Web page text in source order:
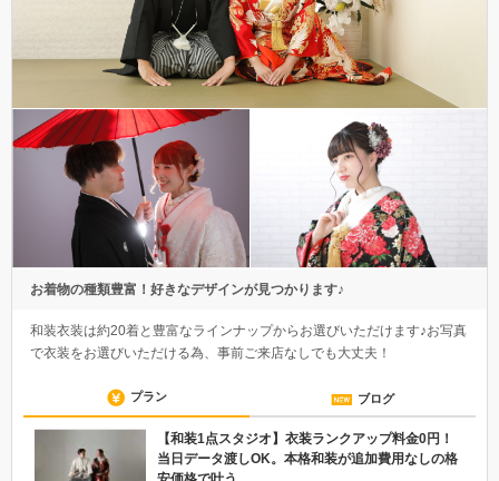
お着物の種類豊富！好きなデザインが見つかります♪
和装衣装は約20着と豊富なラインナップからお選びいただけます♪お写真
で衣装をお選びいただける為、事前ご来店なしでも大丈夫！
プラン ブログ
【和装1点スタジオ】衣装ランクアップ料金0円！
当日データ渡しOK。本格和装が追加費用なしの格